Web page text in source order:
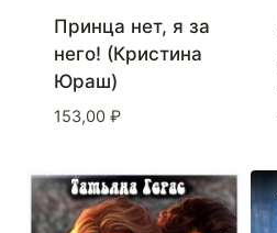
Принца нет, я за
него! (Кристина
Юраш)
153,00 ₽